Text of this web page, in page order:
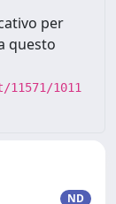
per
questo
1011
ND